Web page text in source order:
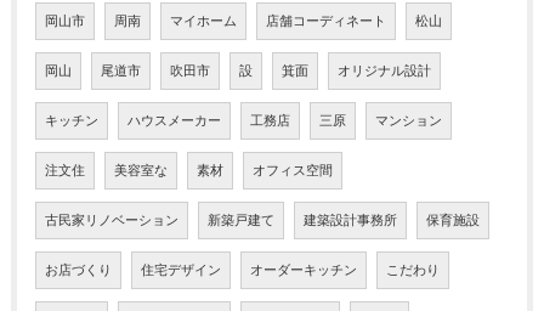
岡山市 周南 マイホーム 店舗コーディネート 松山
岡山 尾道市 吹田市 設 箕面 オリジナル設計
キッチン ハウスメーカー 工務店 三原 マンション
注文住 美容室な 素材 オフィス空間
古民家リノベーション 新築戸建て 建築設計事務所 保育施設
お店づくり 住宅デザイン オーダーキッチン こだわり